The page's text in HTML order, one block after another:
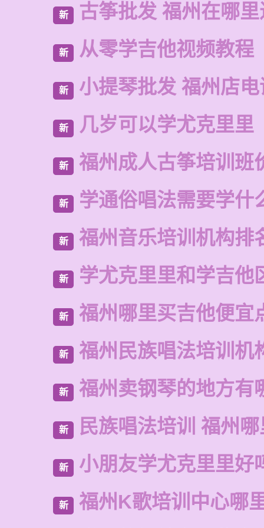
新 古筝批发 福州在哪
新 从零学吉他视频教程
新 小提琴批发 福州店
新 几岁可以学尤克里里
新 福州成人古筝培训班
新 学通俗唱法需要学什
新 福州音乐培训机构排
新 学尤克里里和学吉他
新 福州哪里买吉他便宜
新 福州民族唱法培训机
新 福州卖钢琴的地方有
新 民族唱法培训 福州
新 小朋友学尤克里里好
新 福州K歌培训中心哪